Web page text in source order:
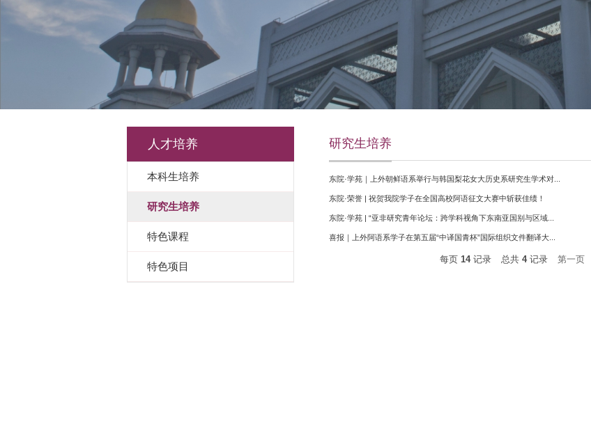
人才培养
本科生培养
研究生培养
特色课程
特色项目
研究生培养
东院·学苑｜上外朝鲜语系举行与韩国梨花女大历史系研究生学术对...
东院·荣誉 | 祝贺我院学子在全国高校阿语征文大赛中斩获佳绩！
东院·学苑 | “亚非研究青年论坛：跨学科视角下东南亚国别与区域...
喜报｜上外阿语系学子在第五届“中译国青杯”国际组织文件翻译大...
每页 14记录 总共 4记录 第一页